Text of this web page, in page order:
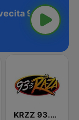
KRZZ 93.3 La Raza FM